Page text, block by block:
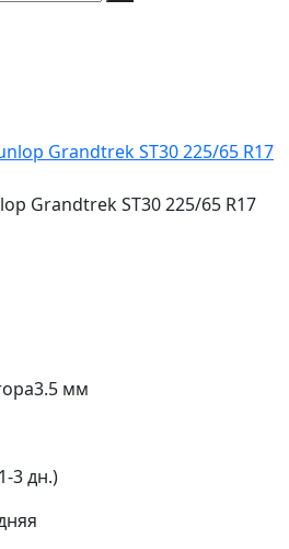
Grandtrek ST30 225/65 R17
3.5 мм
3 дн.)